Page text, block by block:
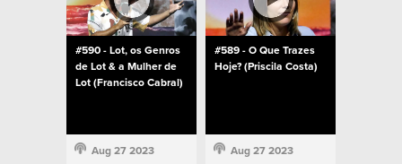
#590 - Lot, os Genros
de Lot & a Mulher de
Lot (Francisco Cabral)
Aug 27 2023
#589 - O Que Trazes
Hoje? (Priscila Costa)
Aug 27 2023